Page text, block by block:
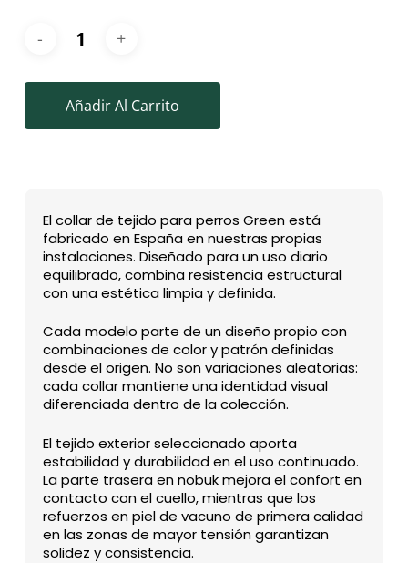
Añadir Al Carrito
El collar de tejido para perros Green está
fabricado en España en nuestras propias
instalaciones. Diseñado para un uso diario
equilibrado, combina resistencia estructural
con una estética limpia y definida.
Cada modelo parte de un diseño propio con
combinaciones de color y patrón definidas
desde el origen. No son variaciones aleatorias:
cada collar mantiene una identidad visual
diferenciada dentro de la colección.
El tejido exterior seleccionado aporta
estabilidad y durabilidad en el uso continuado.
La parte trasera en nobuk mejora el confort en
contacto con el cuello, mientras que los
refuerzos en piel de vacuno de primera calidad
en las zonas de mayor tensión garantizan
solidez y consistencia.